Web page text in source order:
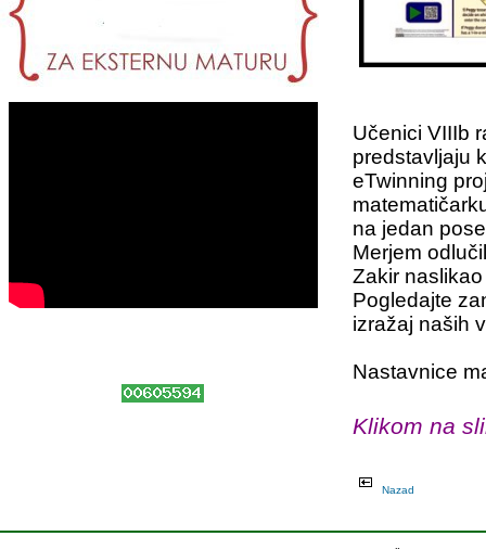
Učenici VIIIb
predstavljaju
eTwinning
na jedan
Merjem
Zakir
Pogledajte
izražaj naših
Nastavnice
Klikom na
Nazad